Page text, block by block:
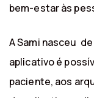
bem-estar às
A Sami nasceu
aplicativo é
paciente, aos